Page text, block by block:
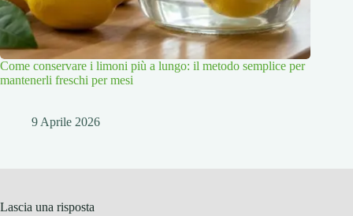
Come conservare i limoni più a lungo: il metodo semplice per
mantenerli freschi per mesi
9 Aprile 2026
Lascia una risposta